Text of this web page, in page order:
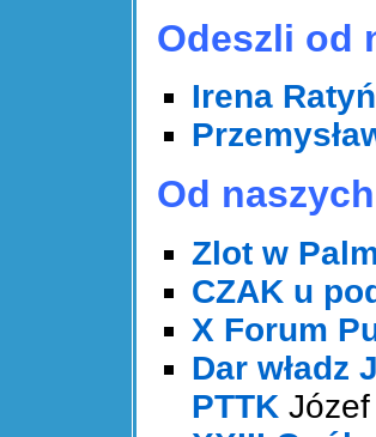
Odeszli od
Irena
Od
Zlot w
CZAK u
X Forum
Dar władz
PTTK Józef